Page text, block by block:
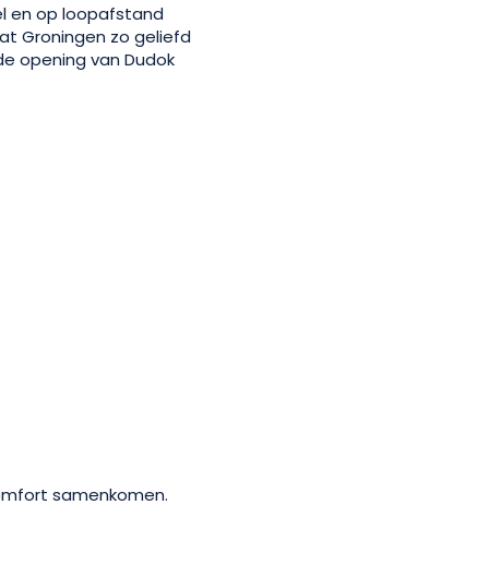
en op loopafstand
Groningen zo geliefd
opening van Dudok
samenkomen.